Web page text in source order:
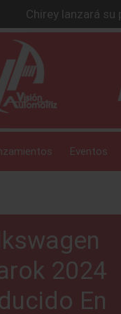
Chirey lanzará
BMW Z4 Edición
Ford Edge
Mazda Santa
Será 2026, año
Eventos
2024
En